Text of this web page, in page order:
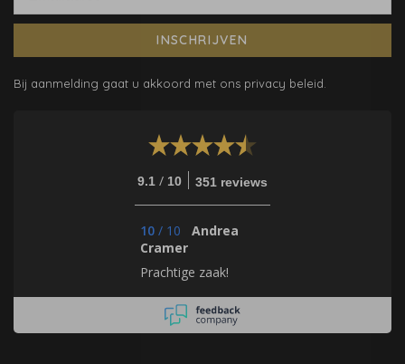
INSCHRIJVEN
Bij aanmelding gaat u akkoord met ons privacy beleid.
9.1 / 10 351 reviews
10 / 10
Andrea
Cramer
Prachtige zaak!